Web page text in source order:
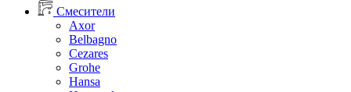
Смесители
Axor
Belbagno
Cezares
Grohe
Hansa